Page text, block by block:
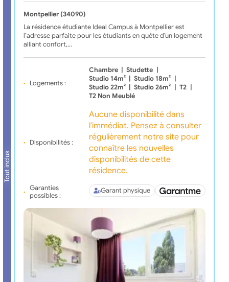
Tout inclus
Montpellier (34090)
La résidence étudiante Ideal Campus à Montpellier est
l’adresse parfaite pour les étudiants en quête d’un logement
alliant confort,…
Logements :
Chambre Studette
Studio 14m²
Studio 18m²
Studio 22m²
Studio 26m² T2
T2 Non Meublé
Disponibilités :
Aucune disponibilité dans
l'immédiat. Pensez à consulter
régulièrement notre site pour
connaître les nouvelles
disponibilités de cette
résidence.
Garanties
possibles :
Garant physique